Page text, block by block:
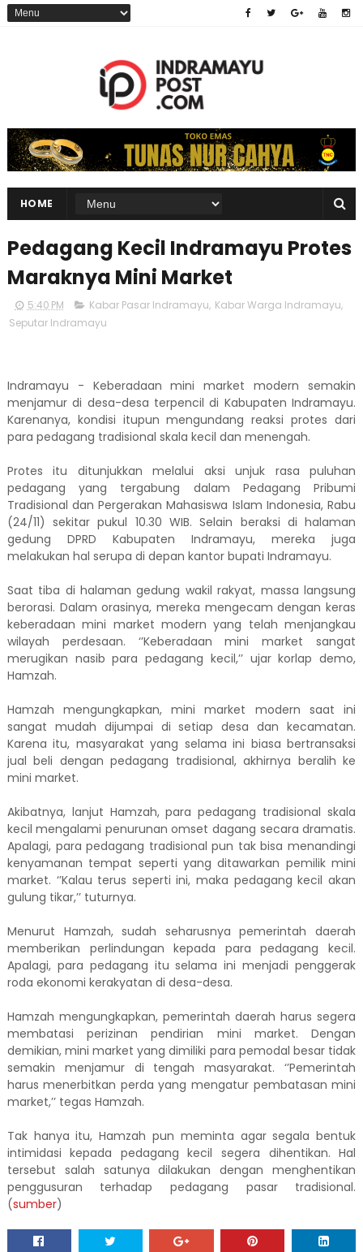
HOME
Pedagang Kecil Indramayu Protes
Maraknya Mini Market
5:40 PM Kabar Pasar Indramayu, Kabar Warga Indramayu,
Seputar Indramayu
Indramayu - Keberadaan mini market modern semakin
menjamur di desa-desa terpencil di Kabupaten Indramayu.
Karenanya, kondisi itupun mengundang reaksi protes dari
para pedagang tradisional skala kecil dan menengah.
Protes itu ditunjukkan melalui aksi unjuk rasa puluhan
pedagang yang tergabung dalam Pedagang Pribumi
Tradisional dan Pergerakan Mahasiswa Islam Indonesia, Rabu
(24/11) sekitar pukul 10.30 WIB. Selain beraksi di halaman
gedung DPRD Kabupaten Indramayu, mereka juga
melakukan hal serupa di depan kantor bupati Indramayu.
Saat tiba di halaman gedung wakil rakyat, massa langsung
berorasi. Dalam orasinya, mereka mengecam dengan keras
keberadaan mini market modern yang telah menjangkau
wilayah perdesaan. ‘’Keberadaan mini market sangat
merugikan nasib para pedagang kecil,’’ ujar korlap demo,
Hamzah.
Hamzah mengungkapkan, mini market modern saat ini
sangat mudah dijumpai di setiap desa dan kecamatan.
Karena itu, masyarakat yang selama ini biasa bertransaksi
jual beli dengan pedagang tradisional, akhirnya beralih ke
mini market.
Akibatnya, lanjut Hamzah, para pedagang tradisional skala
kecil mengalami penurunan omset dagang secara dramatis.
Apalagi, para pedagang tradisional pun tak bisa menandingi
kenyamanan tempat seperti yang ditawarkan pemilik mini
market. ‘’Kalau terus seperti ini, maka pedagang kecil akan
gulung tikar,’’ tuturnya.
Menurut Hamzah, sudah seharusnya pemerintah daerah
memberikan perlindungan kepada para pedagang kecil.
Apalagi, para pedagang itu selama ini menjadi penggerak
roda ekonomi kerakyatan di desa-desa.
Hamzah mengungkapkan, pemerintah daerah harus segera
membatasi perizinan pendirian mini market. Dengan
demikian, mini market yang dimiliki para pemodal besar tidak
semakin menjamur di tengah masyarakat. ‘’Pemerintah
harus menerbitkan perda yang mengatur pembatasan mini
market,’’ tegas Hamzah.
Tak hanya itu, Hamzah pun meminta agar segala bentuk
intimidasi kepada pedagang kecil segera dihentikan. Hal
tersebut salah satunya dilakukan dengan menghentikan
penggusuran terhadap pedagang pasar tradisional.
(sumber)